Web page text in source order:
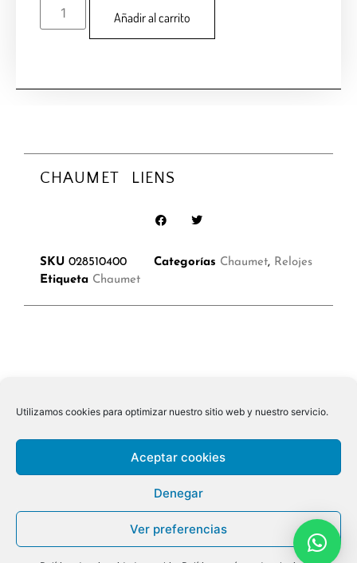
Utilizamos cookies para optimizar nuestro sitio web y nuestro servicio.
Aceptar cookies
Denegar
Ver preferencias
Añadir al carrito
CHAUMET LIENS
SKU 028510400 Categorías Chaumet, Relojes
Etiqueta Chaumet
© 2026 ALL RIGHTS RESERVED